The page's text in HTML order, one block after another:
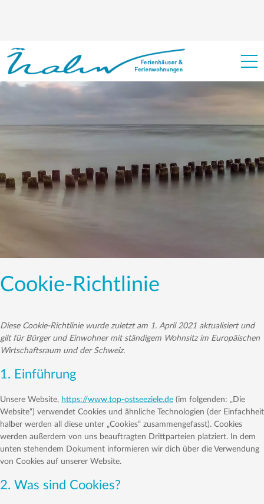
Cookie-Richtlinie
Diese Cookie-Richtlinie wurde zuletzt am 1. April 2021 aktualisiert und
gilt für Bürger und Einwohner mit ständigem Wohnsitz im Europäischen
Wirtschaftsraum und der Schweiz.
1. Einführung
Unsere Website, https://www.top-ostseeziele.de (im folgenden: „Die
Website“) verwendet Cookies und ähnliche Technologien (der Einfachheit
halber werden all diese unter „Cookies“ zusammengefasst). Cookies
werden außerdem von uns beauftragten Drittparteien platziert. In dem
unten stehendem Dokument informieren wir dich über die Verwendung
von Cookies auf unserer Website.
2. Was sind Cookies?